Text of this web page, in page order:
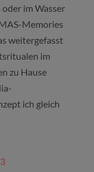
im Wasser
Memories
weitergefasst
im
zu Hause
ich gleich